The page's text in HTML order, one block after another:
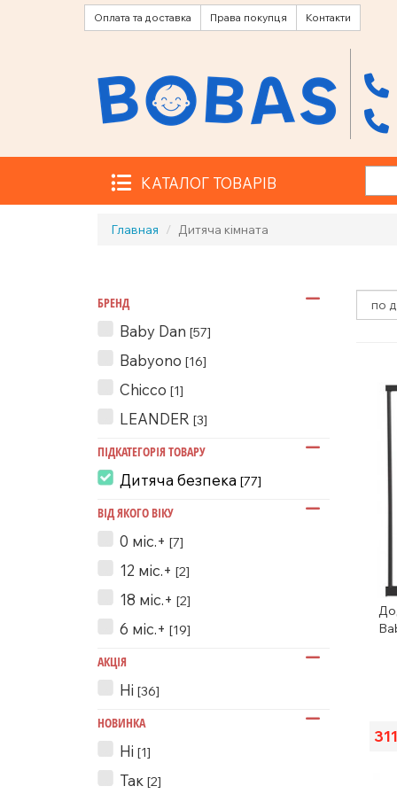
Оплата та доставка Права покупця Контакти
КАТАЛОГ ТОВАРІВ
Главная Дитяча кімната
БРЕНД
Baby Dan [57]
Babyono [16]
Chicco [1]
LEANDER [3]
ПІДКАТЕГОРІЯ ТОВАРУ
Дитяча безпека [77]
ВІД ЯКОГО ВІКУ
0 міс.+ [7]
12 міс.+ [2]
18 міс.+ [2]
6 міс.+ [19]
АКЦІЯ
Ні [36]
НОВИНКА
Ні [1]
Так [2]